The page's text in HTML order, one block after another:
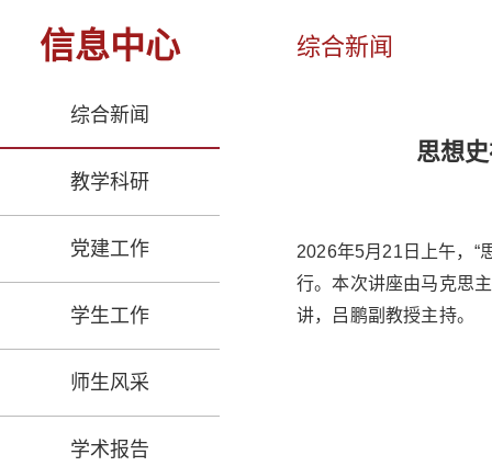
信息中心
综合新闻
教学科研
党建工作
学生工作
师生风采
学术报告
综合新闻
思想
2026年5月21日上午，“
行。本次讲座由马克思
讲，吕鹏副教授主持。